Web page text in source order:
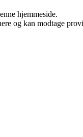
hjemmeside.
og kan modtage